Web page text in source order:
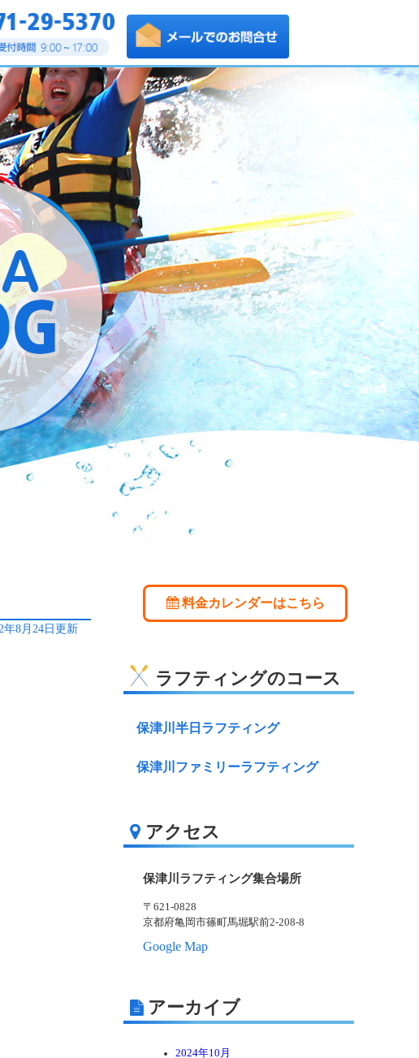
年8月24日更新
料金カレンダーはこちら
ラフティングのコース
保津川半日ラフティング
保津川ファミリーラフティング
アクセス
保津川ラフティング集合場所
〒621-0828
京都府亀岡市篠町馬堀駅前2-208-8
Google Map
アーカイブ
2024年10月